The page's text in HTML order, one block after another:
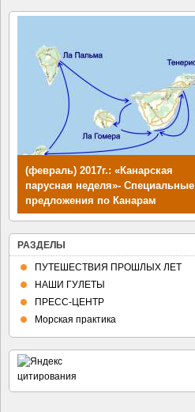
(февраль) 2017г.: «Канарская
парусная неделя»- Специальные
предложения по Канарам
РАЗДЕЛЫ
ПУТЕШЕСТВИЯ ПРОШЛЫХ ЛЕТ
НАШИ ГУЛЕТЫ
ПРЕСС-ЦЕНТР
Морская практика